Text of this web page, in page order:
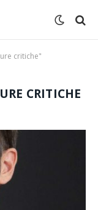
critiche"
CRITICHE